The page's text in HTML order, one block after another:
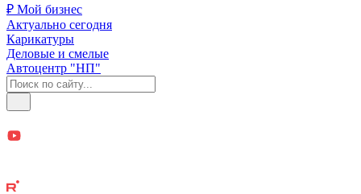
₽ Мой бизнес
Актуально сегодня
Карикатуры
Деловые и смелые
Автоцентр "НП"